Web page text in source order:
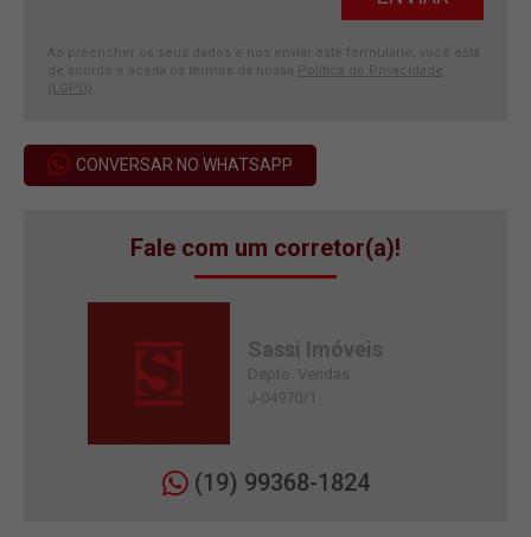
Ao preencher os seus dados e nos enviar este formulário, você está
de acordo e aceita os termos da nossa Política de Privacidade
(LGPD)
CONVERSAR NO WHATSAPP
Fale com um corretor(a)!
Sassi Imóveis
Depto. Vendas
J-04970/1
(19) 99368-1824